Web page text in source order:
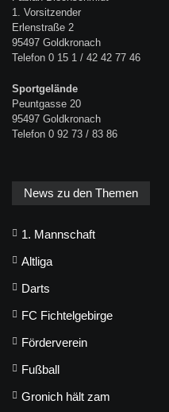
1. Vorsitzender
Erlenstraße 2
95497 Goldkronach
Telefon 0 15 1 / 42 42 77 46
Sportgelände
Peuntgasse 20
95497 Goldkronach
Telefon 0 92 73 / 83 86
News zu den Themen
1. Mannschaft
Altliga
Darts
FC Fichtelgebirge
Förderverein
Fußball
Gronich hält zam